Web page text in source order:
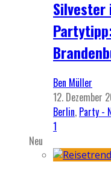
Silvester
Ben Müller
12. Dezember
Berlin, Party -
1
Neu